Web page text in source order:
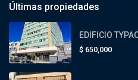
Últimas propiedades
EDIFICIO
$ 650,000